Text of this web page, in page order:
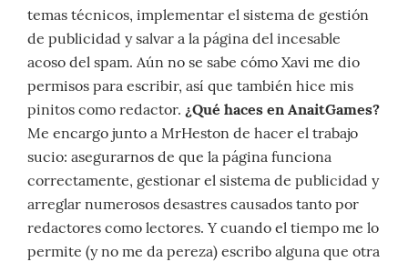
temas técnicos, implementar el sistema de gestión
de publicidad y salvar a la página del incesable
acoso del spam. Aún no se sabe cómo Xavi me dio
permisos para escribir, así que también hice mis
pinitos como redactor. ¿Qué haces en AnaitGames?
Me encargo junto a MrHeston de hacer el trabajo
sucio: asegurarnos de que la página funciona
correctamente, gestionar el sistema de publicidad y
arreglar numerosos desastres causados tanto por
redactores como lectores. Y cuando el tiempo me lo
permite (y no me da pereza) escribo alguna que otra